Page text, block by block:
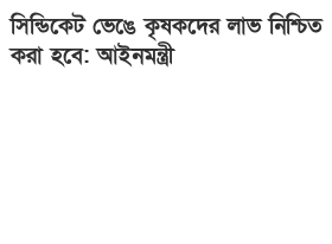
সিন্ডিকেট ভেঙে কৃষকদের লাভ নিশ্চিত
করা হবে: আইনমন্ত্রী